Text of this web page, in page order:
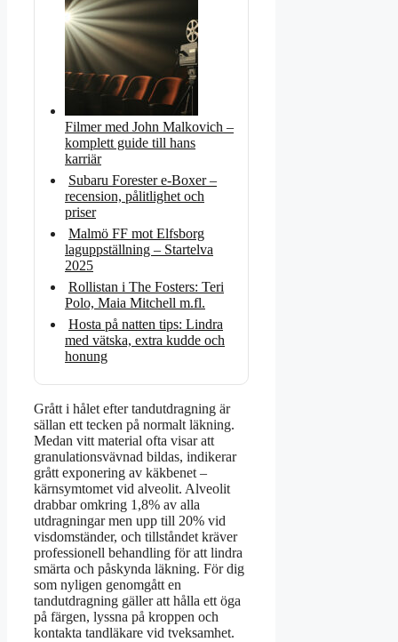
Filmer med John Malkovich –
komplett guide till hans
karriär
Subaru Forester e-Boxer –
recension, pålitlighet och
priser
Malmö FF mot Elfsborg
laguppställning – Startelva
2025
Rollistan i The Fosters: Teri
Polo, Maia Mitchell m.fl.
Hosta på natten tips: Lindra
med vätska, extra kudde och
honung
Grått i hålet efter tandutdragning är
sällan ett tecken på normalt läkning.
Medan vitt material ofta visar att
granulationsvävnad bildas, indikerar
grått exponering av käkbenet –
kärnsymtomet vid alveolit. Alveolit
drabbar omkring 1,8% av alla
utdragningar men upp till 20% vid
visdomständer, och tillståndet kräver
professionell behandling för att lindra
smärta och påskynda läkning. För dig
som nyligen genomgått en
tandutdragning gäller att hålla ett öga
på färgen, lyssna på kroppen och
kontakta tandläkare vid tveksamhet.